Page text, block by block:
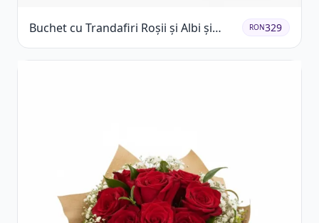
Buchet cu Trandafiri Roșii și Albi și
Gypsophila
RON329